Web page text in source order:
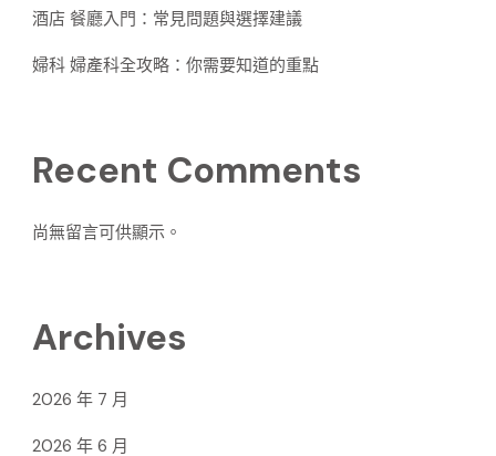
酒店 餐廳入門：常見問題與選擇建議
婦科 婦產科全攻略：你需要知道的重點
Recent Comments
尚無留言可供顯示。
Archives
2026 年 7 月
2026 年 6 月